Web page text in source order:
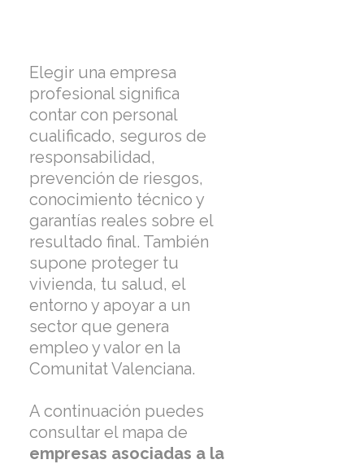
Elegir una empresa
profesional significa
contar con personal
cualificado, seguros de
responsabilidad,
prevención de riesgos,
conocimiento técnico y
garantías reales sobre el
resultado final. También
supone proteger tu
vivienda, tu salud, el
entorno y apoyar a un
sector que genera
empleo y valor en la
Comunitat Valenciana.
A continuación puedes
consultar el mapa de
empresas asociadas a la